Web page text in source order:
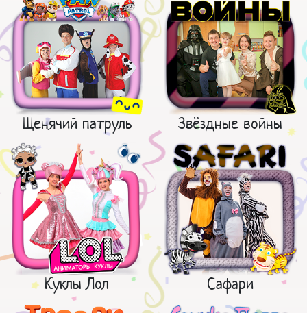
Щенячий патруль Звёздные войны
Куклы Лол Сафари